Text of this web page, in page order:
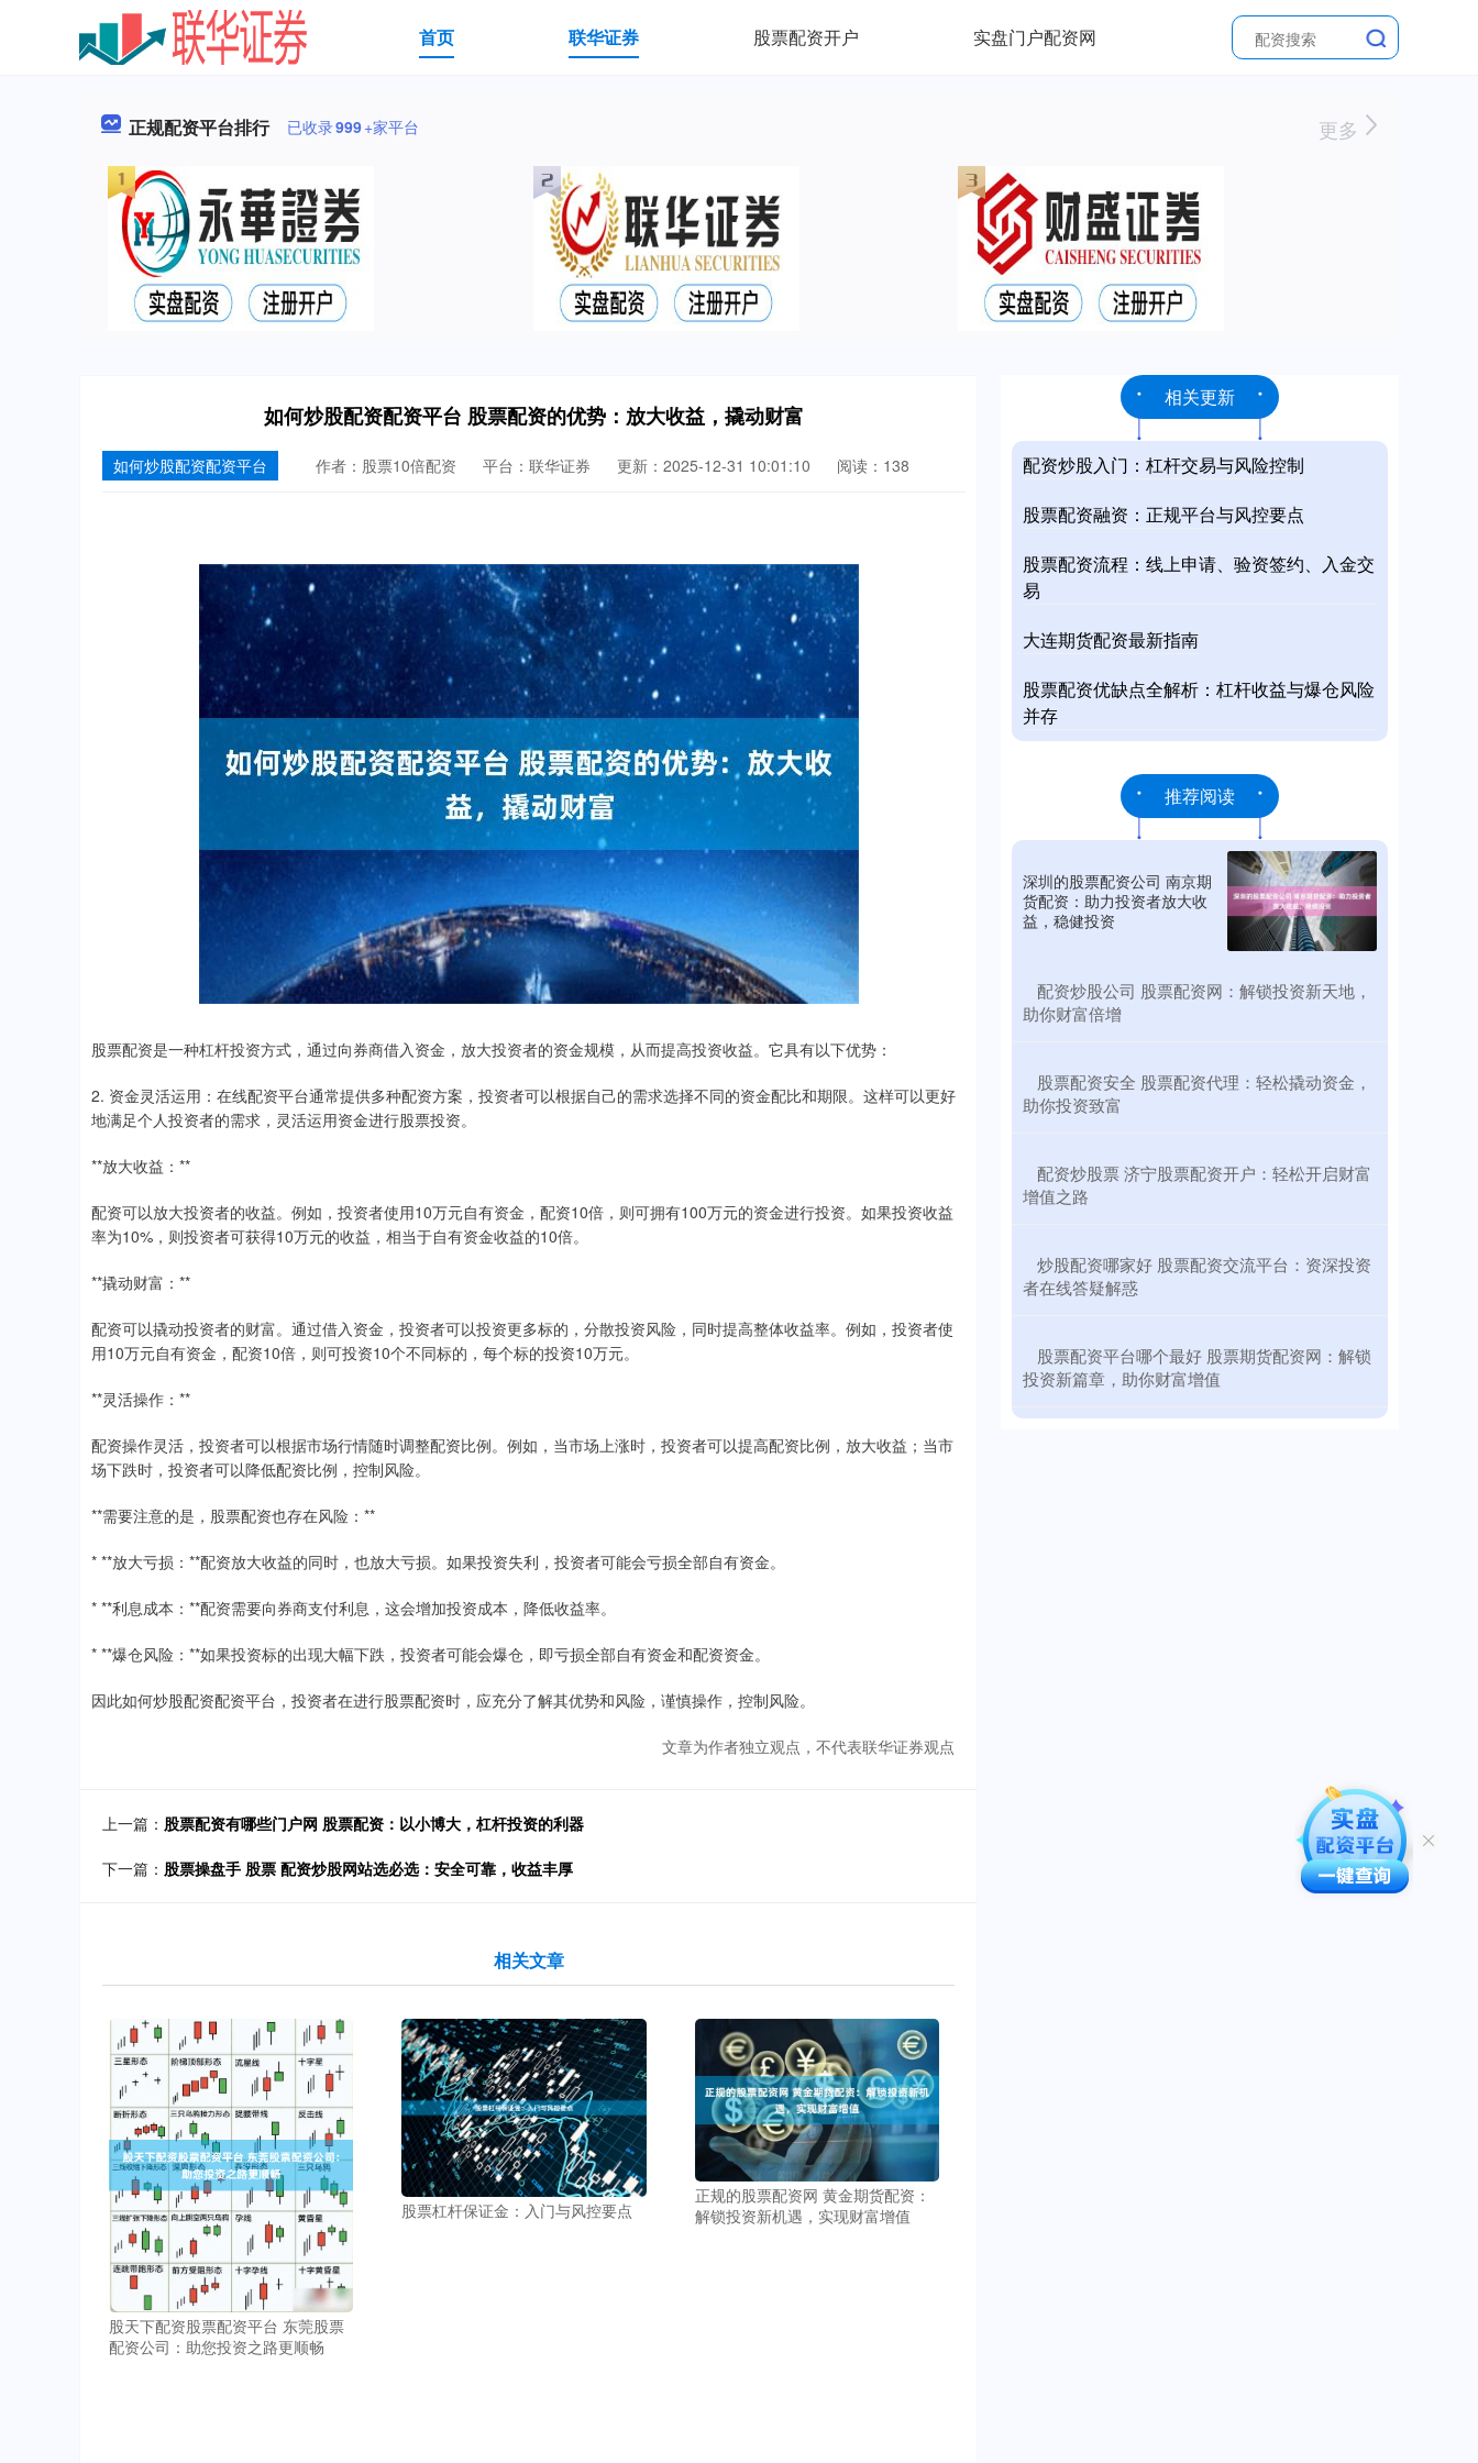
首页 联华证券 股票配资开户 实盘门户配资网
正规配资平台排行 已收录999+家平台 更多
如何炒股配资配资平台 股票配资的优势：放大收益，撬动财富
如何炒股配资配资平台 作者：股票10倍配资 平台：联华证券 更新：2025-12-31 10:01:10 阅读：138
股票配资是一种杠杆投资方式，通过向券商借入资金，放大投资者的资金规模，从而提高投资收益。它具有以下优势：
2. 资金灵活运用：在线配资平台通常提供多种配资方案，投资者可以根据自己的需求选择不同的资金配比和期限。这样可以更好
地满足个人投资者的需求，灵活运用资金进行股票投资。
**放大收益：**
配资可以放大投资者的收益。例如，投资者使用10万元自有资金，配资10倍，则可拥有100万元的资金进行投资。如果投资收益
率为10%，则投资者可获得10万元的收益，相当于自有资金收益的10倍。
**撬动财富：**
配资可以撬动投资者的财富。通过借入资金，投资者可以投资更多标的，分散投资风险，同时提高整体收益率。例如，投资者使
用10万元自有资金，配资10倍，则可投资10个不同标的，每个标的投资10万元。
**灵活操作：**
配资操作灵活，投资者可以根据市场行情随时调整配资比例。例如，当市场上涨时，投资者可以提高配资比例，放大收益；当市
场下跌时，投资者可以降低配资比例，控制风险。
**需要注意的是，股票配资也存在风险：**
* **放大亏损：**配资放大收益的同时，也放大亏损。如果投资失利，投资者可能会亏损全部自有资金。
* **利息成本：**配资需要向券商支付利息，这会增加投资成本，降低收益率。
* **爆仓风险：**如果投资标的出现大幅下跌，投资者可能会爆仓，即亏损全部自有资金和配资资金。
因此如何炒股配资配资平台，投资者在进行股票配资时，应充分了解其优势和风险，谨慎操作，控制风险。
文章为作者独立观点，不代表联华证券观点
上一篇： 股票配资有哪些门户网 股票配资：以小博大，杠杆投资的利器
下一篇： 股票操盘手 股票 配资炒股网站选必选：安全可靠，收益丰厚
相关文章
股天下配资股票配资平台 东莞股票
配资公司：助您投资之路更顺畅
股票杠杆保证金：入门与风控要点
正规的股票配资网 黄金期货配资：
解锁投资新机遇，实现财富增值
相关更新
配资炒股入门：杠杆交易与风险控制
股票配资融资：正规平台与风控要点
股票配资流程：线上申请、验资签约、入金交
易
大连期货配资最新指南
股票配资优缺点全解析：杠杆收益与爆仓风险
并存
推荐阅读
深圳的股票配资公司 南京期
货配资：助力投资者放大收
益，稳健投资
​配资炒股公司 股票配资网：解锁投资新天地，
助你财富倍增
​股票配资安全 股票配资代理：轻松撬动资金，
助你投资致富
​配资炒股票 济宁股票配资开户：轻松开启财富
增值之路
​炒股配资哪家好 股票配资交流平台：资深投资
者在线答疑解惑
​股票配资平台哪个最好 股票期货配资网：解锁
投资新篇章，助你财富增值